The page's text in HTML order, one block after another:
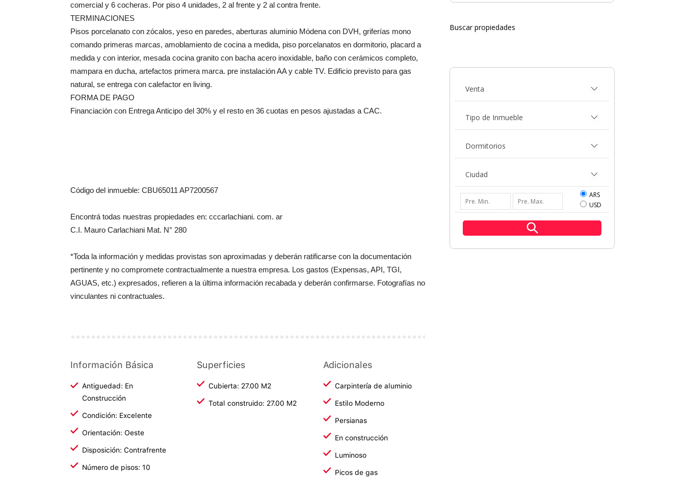
comercial y 6 cocheras. Por piso 4 unidades, 2 al frente y 2 al contra frente.
TERMINACIONES
Pisos porcelanato con zócalos, yeso en paredes, aberturas aluminio Módena con DVH, griferías mono
comando primeras marcas, amoblamiento de cocina a medida, piso porcelanatos en dormitorio, placard a
medida y con interior, mesada cocina granito con bacha acero inoxidable, baño con cerámicos completo,
mampara en ducha, artefactos primera marca. pre instalación AA y cable TV. Edificio previsto para gas
natural, se entrega con calefactor en living.
FORMA DE PAGO
Financiación con Entrega Anticipo del 30% y el resto en 36 cuotas en pesos ajustadas a CAC.
Código del inmueble: CBU65011 AP7200567
Encontrá todas nuestras propiedades en: cccarlachiani. com. ar
C.I. Mauro Carlachiani Mat. N° 280
*Toda la información y medidas provistas son aproximadas y deberán ratificarse con la documentación
pertinente y no compromete contractualmente a nuestra empresa. Los gastos (Expensas, API, TGI,
AGUAS, etc.) expresados, refieren a la última información recabada y deberán confirmarse. Fotografías no
vinculantes ni contractuales.
Información Básica
Antiguedad: En
Construcción
Condición: Excelente
Orientación: Oeste
Disposición: Contrafrente
Número de pisos: 10
Superficies
Cubierta: 27.00 M2
Total construido: 27.00 M2
Adicionales
Carpintería de aluminio
Estilo Moderno
Persianas
En construcción
Luminoso
Picos de gas
Buscar propiedades
ARS
USD